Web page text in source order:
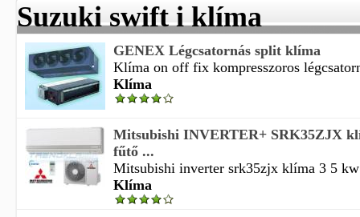
Suzuki swift i klíma
GENEX Légcsatornás split klíma
Klíma on off fix kompresszoros
Klíma
Mitsubishi INVERTER+ SRK35ZJX
fűtő ...
Mitsubishi inverter srk35zjx klíma 3 5
Klíma